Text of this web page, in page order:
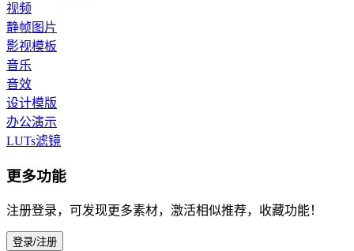
视频
静帧图片
影视模板
音乐
音效
设计模版
办公演示
LUTs滤镜
更多功能
注册登录，可发现更多素材，激活相似推荐，收藏功能！
登录/注册